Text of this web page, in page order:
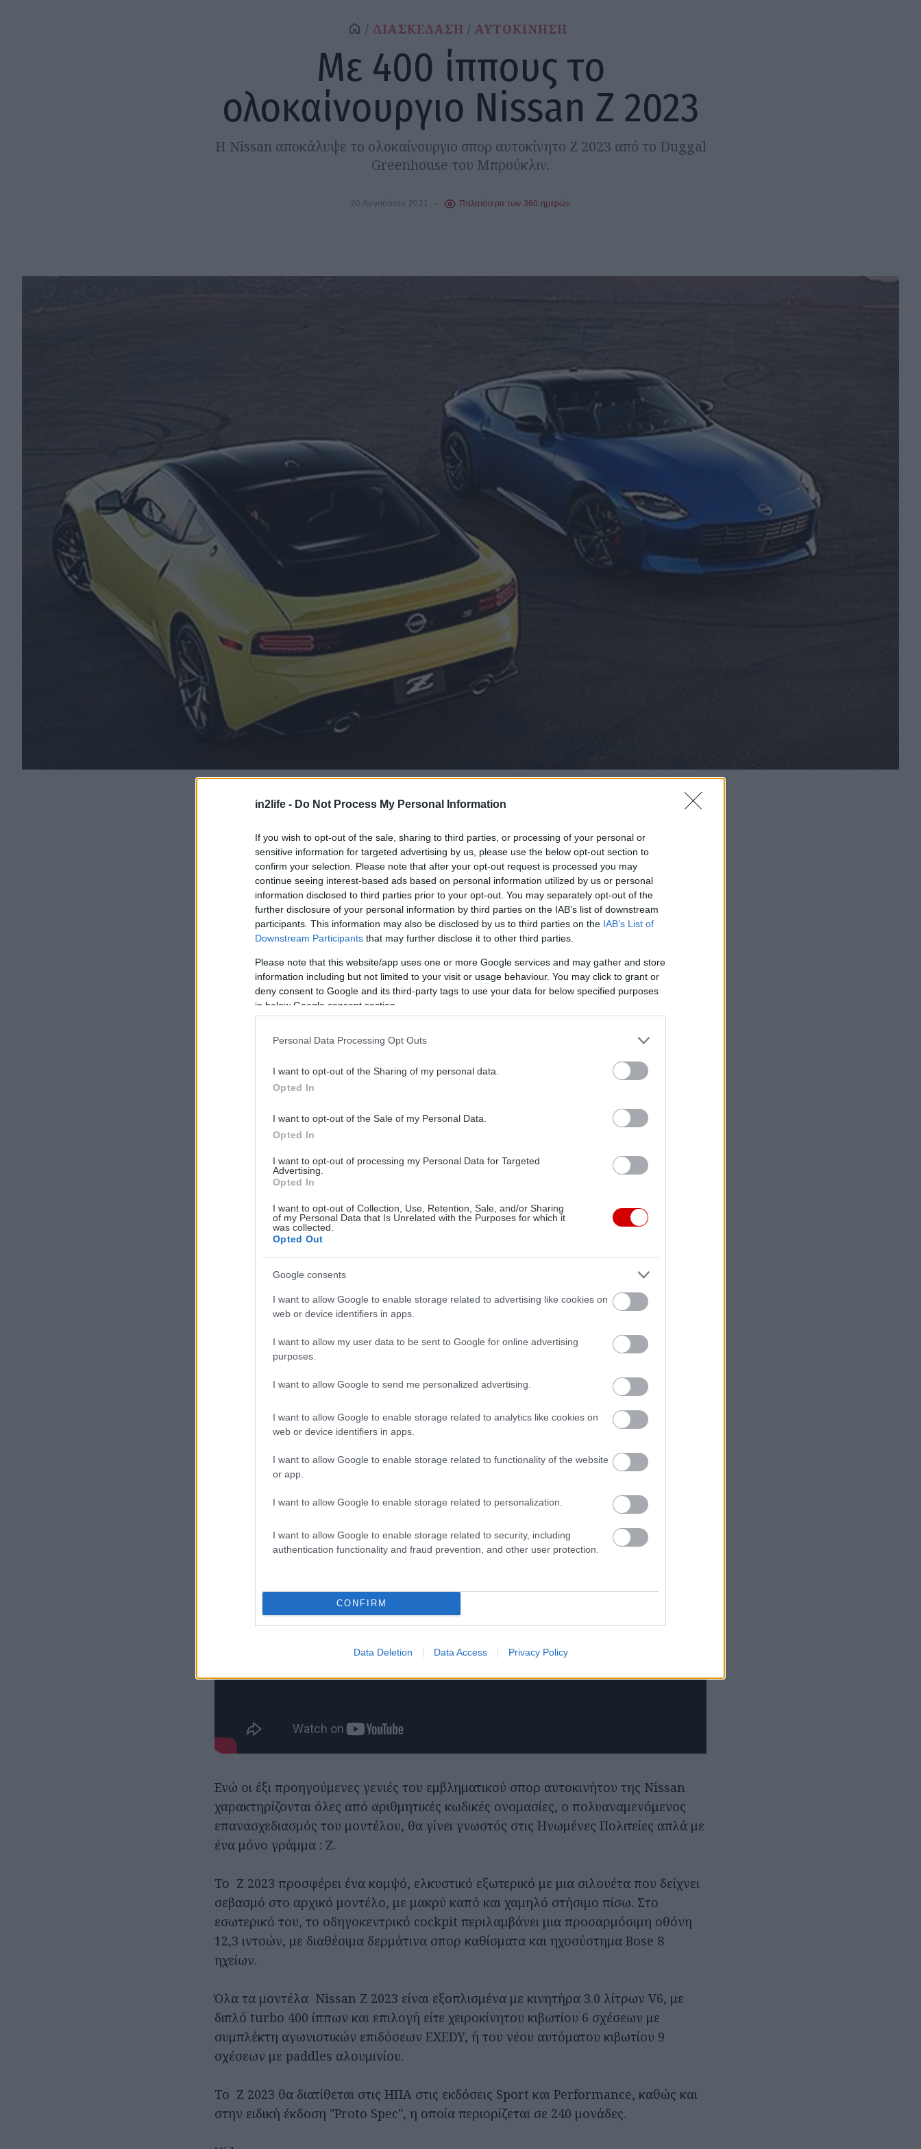
in2life - Do Not Process My Personal Information
If you wish to opt-out of the sale, sharing to third parties, or processing of your personal or
sensitive information for targeted advertising by us, please use the below opt-out section to
confirm your selection. Please note that after your opt-out request is processed you may
continue seeing interest-based ads based on personal information utilized by us or personal
information disclosed to third parties prior to your opt-out. You may separately opt-out of the
further disclosure of your personal information by third parties on the IAB’s list of downstream
participants. This information may also be disclosed by us to third parties on the IAB’s List of
Downstream Participants that may further disclose it to other third parties.
Please note that this website/app uses one or more Google services and may gather and store
information including but not limited to your visit or usage behaviour. You may click to grant or
deny consent to Google and its third-party tags to use your data for below specified purposes
in below Google consent section.
Personal Data Processing Opt Outs
I want to opt-out of the Sharing of my personal data.
Opted In
I want to opt-out of the Sale of my Personal Data.
Opted In
I want to opt-out of processing my Personal Data for Targeted
Advertising.
Opted In
I want to opt-out of Collection, Use, Retention, Sale, and/or Sharing
of my Personal Data that Is Unrelated with the Purposes for which it
was collected.
Opted Out
Google consents
I want to allow Google to enable storage related to advertising like cookies on
web or device identifiers in apps.
I want to allow my user data to be sent to Google for online advertising
purposes.
I want to allow Google to send me personalized advertising.
I want to allow Google to enable storage related to analytics like cookies on
web or device identifiers in apps.
I want to allow Google to enable storage related to functionality of the website
or app.
I want to allow Google to enable storage related to personalization.
I want to allow Google to enable storage related to security, including
authentication functionality and fraud prevention, and other user protection.
CONFIRM
Data Deletion Data Access Privacy Policy
ΔΙΑΣΚΕΔΑΣΗ ΑΥΤΟΚΙΝΗΣΗ
Με 400 ίππους το
ολοκαίνουργιο Nissan Z 2023
Η Nissan αποκάλυψε το ολοκαίνουργιο σπορ αυτοκίνητο Z 2023 από το Duggal
Greenhouse του Μπρούκλιν.
20 Αυγούστου 2021 Παλαιότερο των 360 ημερών
Η
πιο πρόσφατη γενιά του εμβληματικού σπορ αυτοκινήτου της Nissan,
θα πωλείται στις ΗΠΑ από την άνοιξη του 2022 και διαθέτει
εκπληκτική σχεδίαση, κινητήρα V6 400 ίππων διπλού turbo και
προηγμένη τεχνολογία.
Η Nissan αποκάλυψε το ολοκαίνουργιο σπορ αυτοκίνητο Z 2023 από το Duggal
Greenhouse του Μπρούκλιν, περίπου πέντε μίλια από το σημείο όπου το αρχικό
Datsun 240Z του 1970 έκανε το παγκόσμιο ντεμπούτο του, τον Οκτώβριο του 1969.
Ενώ οι έξι προηγούμενες γενιές του εμβληματικού σπορ αυτοκινήτου της Nissan
χαρακτηρίζονται όλες από αριθμητικές κωδικές ονομασίες, ο πολυαναμενόμενος
επανασχεδιασμός του μοντέλου, θα γίνει γνωστός στις Ηνωμένες Πολιτείες απλά με
ένα μόνο γράμμα : Z.
Το Z 2023 προσφέρει ένα κομψό, ελκυστικό εξωτερικό με μια σιλουέτα που δείχνει
σεβασμό στο αρχικό μοντέλο, με μακρύ καπό και χαμηλό στήσιμο πίσω. Στο
εσωτερικό του, το οδηγοκεντρικό cockpit περιλαμβάνει μια προσαρμόσιμη οθόνη
12,3 ιντσών, με διαθέσιμα δερμάτινα σπορ καθίσματα και ηχοσύστημα Bose 8
ηχείων.
Όλα τα μοντέλα Nissan Z 2023 είναι εξοπλισμένα με κινητήρα 3.0 λίτρων V6, με
διπλό turbo 400 ίππων και επιλογή είτε χειροκίνητου κιβωτίου 6 σχέσεων με
συμπλέκτη αγωνιστικών επιδόσεων EXEDY, ή του νέου αυτόματου κιβωτίου 9
σχέσεων με paddles αλουμινίου.
Το Z 2023 θα διατίθεται στις ΗΠΑ στις εκδόσεις Sport και Performance, καθώς και
στην ειδική έκδοση "Proto Spec", η οποία περιορίζεται σε 240 μονάδες.